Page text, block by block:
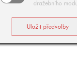
dražebního